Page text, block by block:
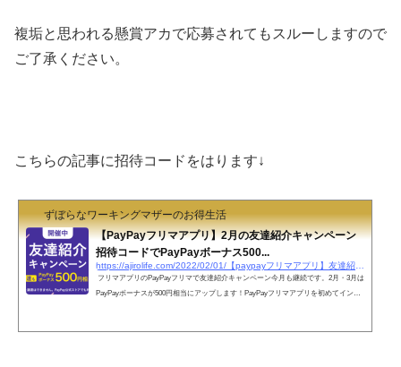
複垢と思われる懸賞アカで応募されてもスルーしますので
ご了承ください。
こちらの記事に招待コードをはります↓
ずぼらなワーキングマザーのお得生活
【PayPayフリマアプリ】2月の友達紹介キャンペーン
招待コードでPayPayボーナス500...
フリマアプリのPayPayフリマで友達紹介キャンペーン今月も継続です。2月・3月は
PayPayボーナスが500円相当にアップします！PayPayフリマアプリを初めてインス